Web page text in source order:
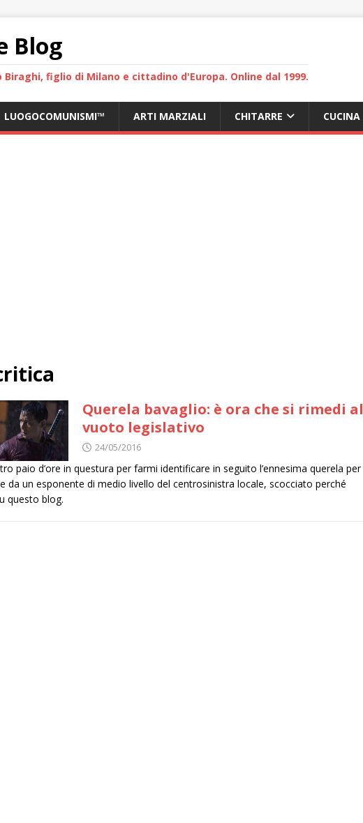
Blog
figlio di Milano e cittadino d'Europa. Online dal 1999.
LUOGOCOMUNISMI™ ARTI MARZIALI CHITARRE CUCINA
Querela bavaglio: è ora che si rimedi al
vuoto legislativo
24/05/2016
paio d’ore in questura per farmi identificare in seguito l’ennesima querela per
da un esponente di medio livello del centrosinistra locale, scocciato perché
questo blog.